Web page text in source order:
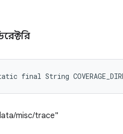
final String
misc/trace"